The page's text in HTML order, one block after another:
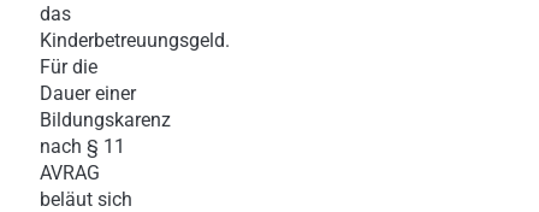
das
Kinderbetreuungsgeld.
Für die
Dauer einer
Bildungskarenz
nach § 11
AVRAG
beläut sich